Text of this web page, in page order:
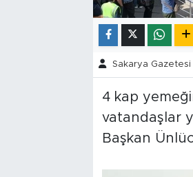
Sakarya Gazetesi
4 kap
vatandaşlar
Başkan